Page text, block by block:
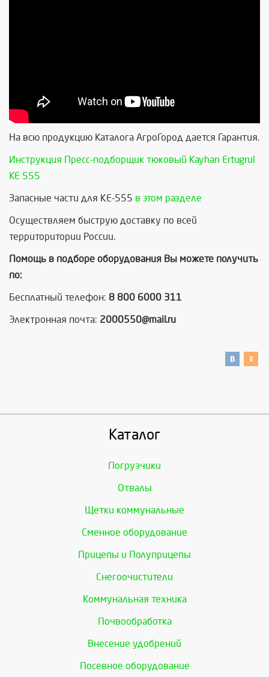
На всю продукцию Каталога АгроГород дается Гарантия.
Инструкция Пресс-подборщик тюковый Kayhan Ertugrul
KE 555
Запасные части для КЕ-555 в этом разделе
Осуществляем быструю доставку по всей
территоритории России.
Помощь в подборе оборудования Вы можете получить
по:
Бесплатный телефон: 8 800 6000 311
Электронная почта: 2000550@mail.ru
Каталог
Погрузчики
Отвалы
Щетки коммунальные
Сменное оборудование
Прицепы и Полуприцепы
Снегоочистители
Коммунальная техника
Почвообработка
Внесение удобрений
Посевное оборудование